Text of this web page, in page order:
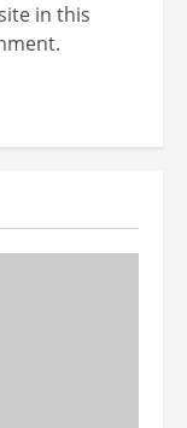
in this